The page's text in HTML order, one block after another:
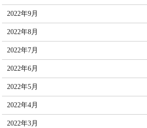
2022年9月
2022年8月
2022年7月
2022年6月
2022年5月
2022年4月
2022年3月